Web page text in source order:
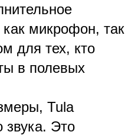
как микрофон, так
для тех, кто
в полевых
Tula
звука. Это